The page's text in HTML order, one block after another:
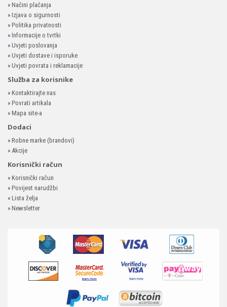
» Načini plaćanja
» Izjava o sigurnosti
» Politika privatnosti
» Informacije o tvrtki
» Uvjeti poslovanja
» Uvjeti dostave i isporuke
» Uvjeti povrata i reklamacije
Služba za korisnike
» Kontaktirajte nas
» Povrati artikala
» Mapa site-a
Dodaci
» Robne marke (brandovi)
» Akcije
Korisnički račun
» Korisnički račun
» Povijest narudžbi
» Lista želja
» Newsletter